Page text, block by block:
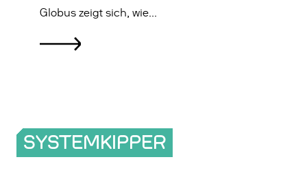
Globus zeigt sich, wie...
SYSTEMKIPPER